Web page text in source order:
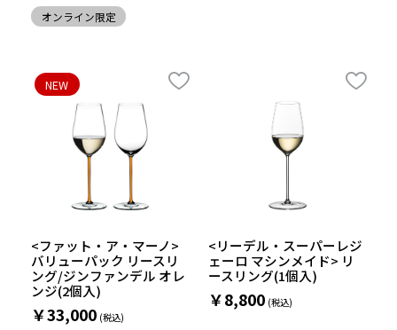
オンライン限定
<ファット・ア・マーノ>
バリューパック リースリ
ング/ジンファンデル オレ
ンジ(2個入)
￥33,000
NEW
<リーデル・スーパーレジ
ェーロ マシンメイド> リ
ースリング(1個入)
￥8,800